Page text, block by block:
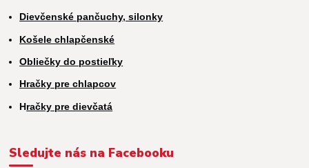
Dievčenské pančuchy, silonky
Košele chlapčenské
Obliečky do postieľky
Hračky pre chlapcov
Hračky pre dievčatá
Sledujte nás na Facebooku